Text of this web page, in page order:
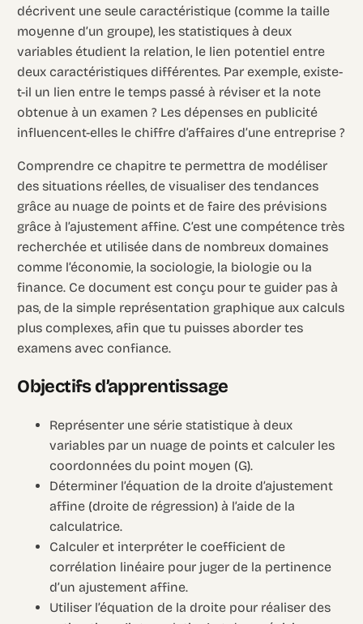
décrivent une seule caractéristique (comme la taille
moyenne d’un groupe), les statistiques à deux
variables étudient la relation, le lien potentiel entre
deux caractéristiques différentes. Par exemple, existe-
t-il un lien entre le temps passé à réviser et la note
obtenue à un examen ? Les dépenses en publicité
influencent-elles le chiffre d’affaires d’une entreprise ?
Comprendre ce chapitre te permettra de modéliser
des situations réelles, de visualiser des tendances
grâce au nuage de points et de faire des prévisions
grâce à l’ajustement affine. C’est une compétence très
recherchée et utilisée dans de nombreux domaines
comme l’économie, la sociologie, la biologie ou la
finance. Ce document est conçu pour te guider pas à
pas, de la simple représentation graphique aux calculs
plus complexes, afin que tu puisses aborder tes
examens avec confiance.
Objectifs d’apprentissage
Représenter une série statistique à deux
variables par un nuage de points et calculer les
coordonnées du point moyen (G).
Déterminer l’équation de la droite d’ajustement
affine (droite de régression) à l’aide de la
calculatrice.
Calculer et interpréter le coefficient de
corrélation linéaire pour juger de la pertinence
d’un ajustement affine.
Utiliser l’équation de la droite pour réaliser des